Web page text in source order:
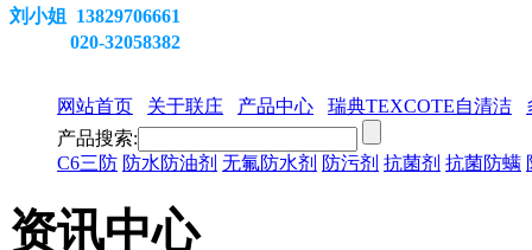
刘小姐 13829706661
020-32058382
网站首页 关于联庄 产品中心 瑞典TEXCOTE自清洁
产品搜索:
C6三防 防水防油剂 无氟防水剂 防污剂 抗菌剂 抗菌防螨
资讯中心